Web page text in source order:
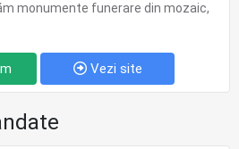
monumente funerare din mozaic,
Vezi site